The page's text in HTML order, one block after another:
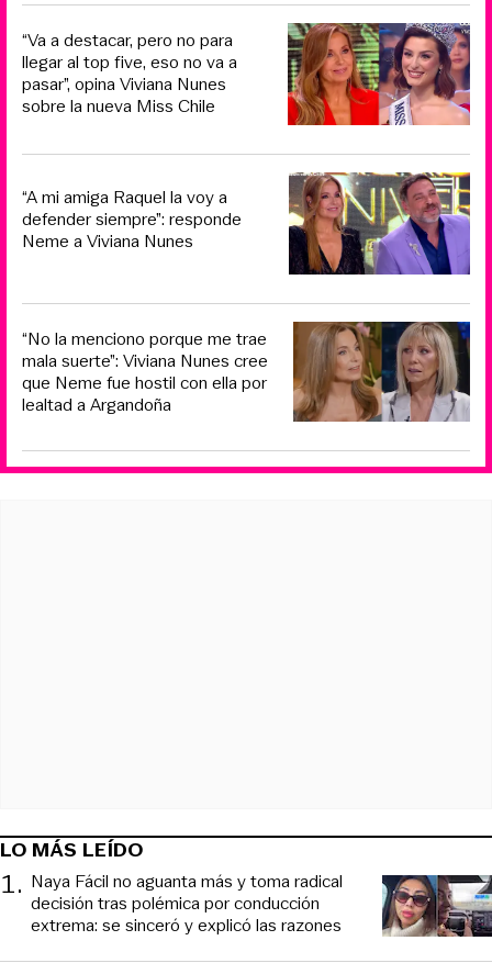
“Va a destacar, pero no para
llegar al top five, eso no va a
pasar”, opina Viviana Nunes
sobre la nueva Miss Chile
“A mi amiga Raquel la voy a
defender siempre”: responde
Neme a Viviana Nunes
“No la menciono porque me trae
mala suerte”: Viviana Nunes cree
que Neme fue hostil con ella por
lealtad a Argandoña
LO MÁS LEÍDO
1. Naya Fácil no aguanta más y toma radical
decisión tras polémica por conducción
extrema: se sinceró y explicó las razones